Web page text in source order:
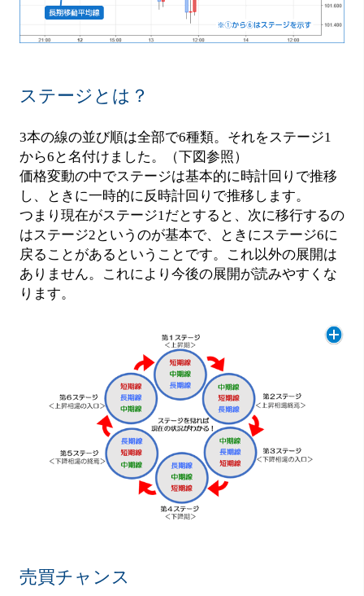
ステージとは？
3本の線の並び順は全部で6種類。それをステージ1
から6と名付けました。（下図参照）
価格変動の中でステージは基本的に時計回りで推移
し、ときに一時的に反時計回りで推移します。
つまり現在がステージ1だとすると、次に移行するの
はステージ2というのが基本で、ときにステージ6に
戻ることがあるということです。これ以外の展開は
ありません。これにより今後の展開が読みやすくな
ります。
売買チャンス